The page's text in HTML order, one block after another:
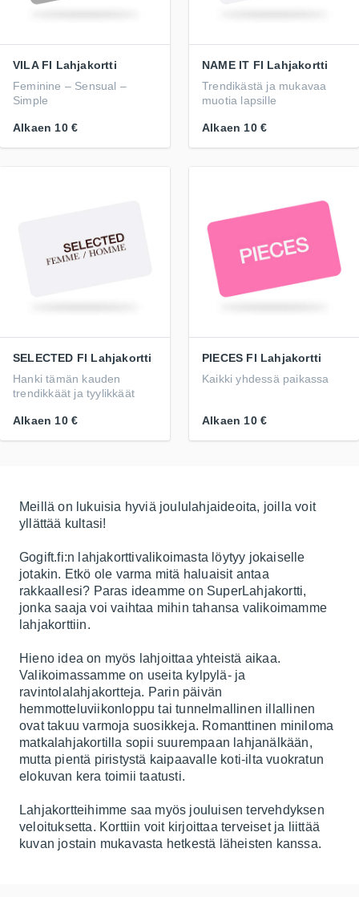
VILA FI Lahjakortti
Feminine – Sensual –
Simple
Alkaen 10 €
NAME IT FI Lahjakortti
Trendikästä ja mukavaa
muotia lapsille
Alkaen 10 €
SELECTED FI Lahjakortti
Hanki tämän kauden
trendikkäät ja tyylikkäät
Alkaen 10 €
PIECES FI Lahjakortti
Kaikki yhdessä paikassa
Alkaen 10 €
Meillä on lukuisia hyviä joululahjaideoita, joilla voit
yllättää kultasi!
Gogift.fi:n lahjakorttivalikoimasta löytyy jokaiselle
jotakin. Etkö ole varma mitä haluaisit antaa
rakkaallesi? Paras ideamme on SuperLahjakortti,
jonka saaja voi vaihtaa mihin tahansa valikoimamme
lahjakorttiin.
Hieno idea on myös lahjoittaa yhteistä aikaa.
Valikoimassamme on useita kylpylä- ja
ravintolalahjakortteja. Parin päivän
hemmotteluviikonloppu tai tunnelmallinen illallinen
ovat takuu varmoja suosikkeja. Romanttinen miniloma
matkalahjakortilla sopii suurempaan lahjanälkään,
mutta pientä piristystä kaipaavalle koti-ilta vuokratun
elokuvan kera toimii taatusti.
Lahjakortteihimme saa myös jouluisen tervehdyksen
veloituksetta. Korttiin voit kirjoittaa terveiset ja liittää
kuvan jostain mukavasta hetkestä läheisten kanssa.